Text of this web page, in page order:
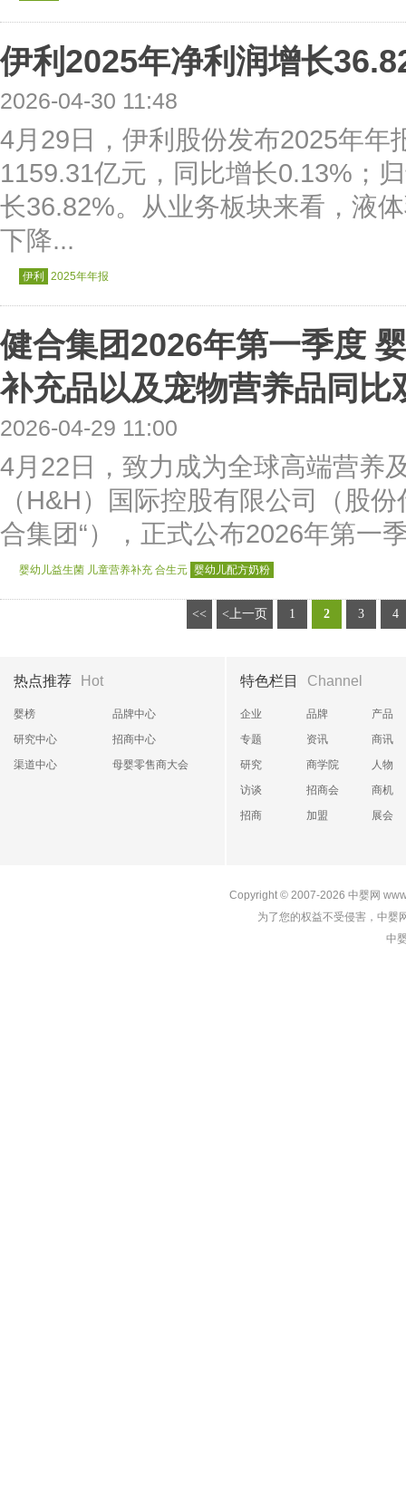
伊利2025年净利润增长
2026-04-30 11:48
4月29日，伊利股份发布2025年年
1159.31亿元，同比增长0.13%；
长36.82%。从业务板块来看，液
下降...
伊利 2025年年报
健合集团2026年第一季度
补充品以及宠物营养品同比
2026-04-29 11:00
4月22日，致力成为全球高端营
（H&H）国际控股有限公司（股
合集团“），正式公布2026年第一
婴幼儿益生菌 儿童营养补充 合生元 婴幼儿配方奶粉
<< <上一页 1 2 3 4
热点推荐 Hot
婴榜
品牌中心
研究中心
招商中心
渠道中心
母婴零售商大会
特色栏目 Channel
企业 品牌
产品
专题
资讯
商讯
研究
商学院
人物
访谈
招商会
商机
招商
加盟 展会
Copyright © 2007-2026 中婴网
为了您的权益不受侵害，中婴
中